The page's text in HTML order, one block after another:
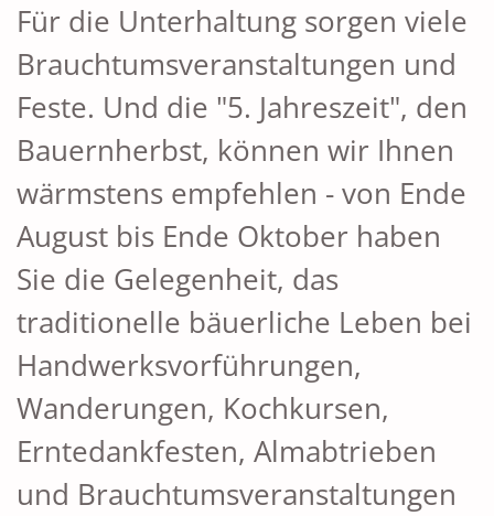
Für die Unterhaltung sorgen viele
Brauchtumsveranstaltungen und
Feste. Und die "5. Jahreszeit", den
Bauernherbst, können wir Ihnen
wärmstens empfehlen - von Ende
August bis Ende Oktober haben
Sie die Gelegenheit, das
traditionelle bäuerliche Leben bei
Handwerksvorführungen,
Wanderungen, Kochkursen,
Erntedankfesten, Almabtrieben
und Brauchtumsveranstaltungen